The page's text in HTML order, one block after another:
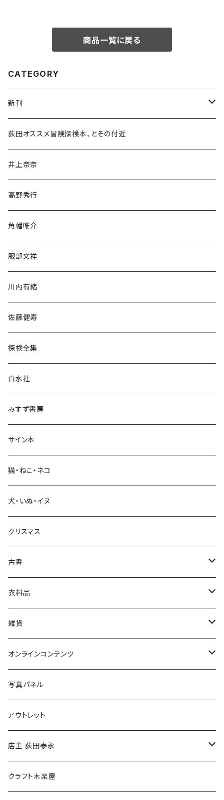
商品一覧に戻る
CATEGORY
新刊
和書
文学・小説・物語
随筆・ノンフィクション・その他
民族・風習
言語・ことば
生活・暮らし
芸術・絵画・写真
絵本・児童書
娯楽・エンターテインメント
荻田オススメ冒険探検本、とその付近
井上奈奈
高野秀行
角幡唯介
服部文祥
川内有緒
佐藤健寿
探検全集
白水社
みすず書房
サイン本
猫・ねこ・ネコ
犬・いぬ・イヌ
クリスマス
古書
古書セット
美術
衣料品
POLEWARDS
Tシャツ
雑貨
バッグ
ブックカバー
マグカップ
傘
食料品
オンラインコンテンツ
冒険クロストーク
写真パネル
アウトレット
店主 荻田泰永
書籍
クラフト木楽屋